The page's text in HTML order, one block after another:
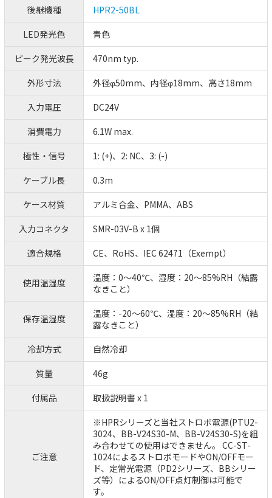
後継機種
HPR2-50BL
LED発光色
青色
ピーク発光波長
470nm typ.
外形寸法
外径φ50mm、内径φ18mm、高さ18mm
入力電圧
DC24V
消費電力
6.1W max.
極性・信号
1: (+)、2: NC、3: (-)
ケーブル長
0.3m
ケース材質
アルミ合金、PMMA、ABS
入力コネクタ
SMR-03V-B x 1個
適合規格
CE、RoHS、IEC 62471（Exempt）
使用温湿度
温度：0～40℃、湿度：20～85%RH（結露
なきこと）
保存温湿度
温度：-20～60℃、湿度：20～85%RH（結
露なきこと）
冷却方式
自然冷却
質量
46g
付属品
取扱説明書 x 1
ご注意
※HPRシリーズと当社ストロボ電源(PTU2-
3024、BB-V24S30-M、BB-V24S30-S)を組
み合わせての使用はできません。 CC-ST-
1024によるストロボモードやON/OFFモー
ド、定常光電源（PD2シリーズ、BBシリー
ズ等）によるON/OFF点灯制御は可能で
す。